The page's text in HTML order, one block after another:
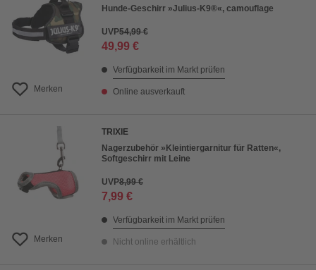
Merken
Hunde-Geschirr »Julius-K9®«, camouflage
UVP54,99 €
49,99 €
Verfügbarkeit im Markt prüfen
Online ausverkauft
Merken
TRIXIE
Nagerzubehör »Kleintiergarnitur für Ratten«,
Softgeschirr mit Leine
UVP8,99 €
7,99 €
Verfügbarkeit im Markt prüfen
Nicht online erhältlich